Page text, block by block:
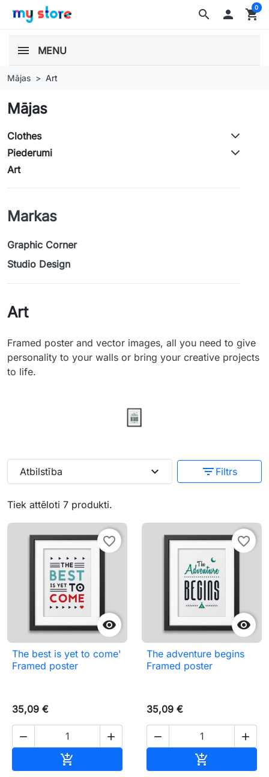
search  shopping_cart
0
MENU
Mājas Art
Mājas
Clothes
Piederumi
Art
Markas
Graphic Corner
Studio Design
Art
Framed poster and vector images, all you need to give
personality to your walls or bring your creative projects
to life.
Tiek attēloti 7 produkti.
Atbilstība expand_more filter_list Filtrs

favorite_border
The best is yet to come'
Framed poster
35,09 €
 


favorite_border
The adventure begins
Framed poster
35,09 €
 
